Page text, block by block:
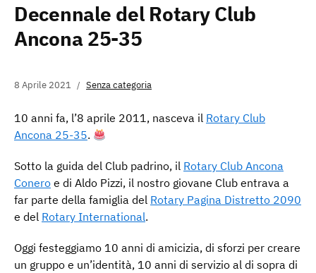
Decennale del Rotary Club
Ancona 25-35
8 Aprile 2021 Senza categoria
10 anni fa, l’8 aprile 2011, nasceva il Rotary Club
Ancona 25-35.
Sotto la guida del Club padrino, il Rotary Club Ancona
Conero e di Aldo Pizzi, il nostro giovane Club entrava a
far parte della famiglia del Rotary Pagina Distretto 2090
e del Rotary International.
Oggi festeggiamo 10 anni di amicizia, di sforzi per creare
un gruppo e un’identità, 10 anni di servizio al di sopra di